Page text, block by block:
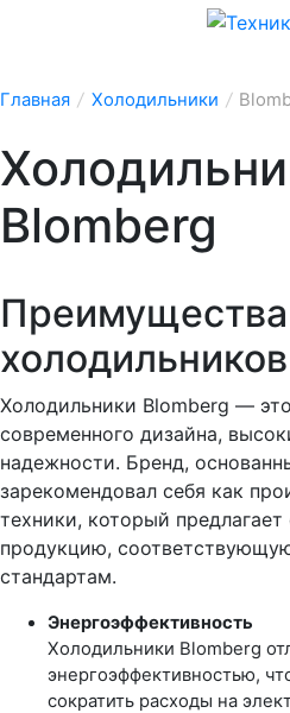
Главная / Холодильники /
Blomberg
Преимущества
Холодильники Blomberg —
современного дизайна,
надежности. Бренд,
зарекомендовал себя как
техники, который
продукцию,
стандартам.
Энергоэффективность
Холодильники Blomberg
энергоэффективностью,
сократить расходы на